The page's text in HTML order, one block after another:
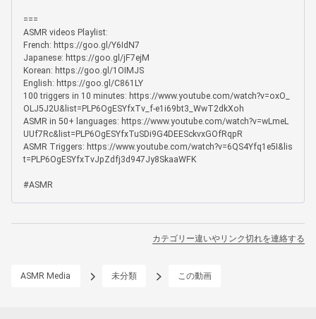
===
ASMR videos Playlist:
French: https://goo.gl/Y6IdN7
Japanese: https://goo.gl/jF7ejM
Korean: https://goo.gl/1OIMJS
English: https://goo.gl/C861LY
100 triggers in 10 minutes: https://www.youtube.com/watch?v=oxO_
OLJ5J2U&list=PLP6OgESYfxTv_f-e1i69bt3_WwT2dkXoh
ASMR in 50+ languages: https://www.youtube.com/watch?v=wLmeL
UUf7Rc&list=PLP6OgESYfxTuSDi9G4DEESckvxGOfRqpR
ASMR Triggers: https://www.youtube.com/watch?v=6QS4Yfq1e5I&lis
t=PLP6OgESYfxTvJpZdfj3d947Jy8SkaaWFK
#ASMR
カテゴリー違いやリンク切れを連絡する
ASMR Media 未分類 この動画